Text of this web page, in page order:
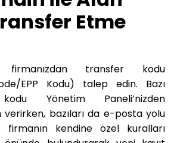
Etme
transfer kodu
EPP Kodu) talep edin. Bazı
Yönetim Paneli’nizden
verirken, bazıları da e-posta yolu
kendine özel kuralları